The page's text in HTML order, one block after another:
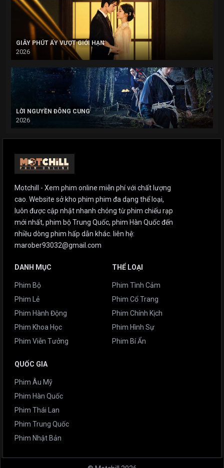
GIÂY PHÚT ẤY VƯỢT GIỚI HẠN
2026
LỜI NGUYỀN ĐÔNG CUNG
2026
Motchill - Xem phim online miễn phí với chất lượng
cao. Website sở kho phim phim đa dạng thể loại,
luôn được cập nhật nhanh chóng từ phim chiếu rạp
mới nhất, phim bộ Trung Quốc, phim Hàn Quốc đến
nhiều dòng phim hấp dẫn khác. liên hệ:
marober93032@gmail.com
DANH MỤC
Phim Bộ
Phim Lẻ
Phim Hành Động
Phim Khoa Học
Phim Viễn Tưởng
THỂ LOẠI
Phim Tình Cảm
Phim Cổ Trang
Phim Chính Kịch
Phim Hình Sự
Phim Bí Ẩn
QUỐC GIA
Phim Âu Mỹ
Phim Hàn Quốc
Phim Thái Lan
Phim Trung Quốc
Phim Nhật Bản